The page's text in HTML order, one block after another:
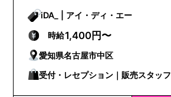
iDA_ | アイ・ディ・エー
時給1,400円〜
愛知県名古屋市中区
受付・レセプション｜販売スタッフ